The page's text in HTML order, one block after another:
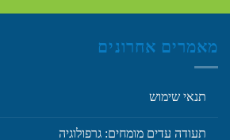
מאמרים אחרונים
תנאי שימוש
תעודה עדים מומחים: גרפולוגיה